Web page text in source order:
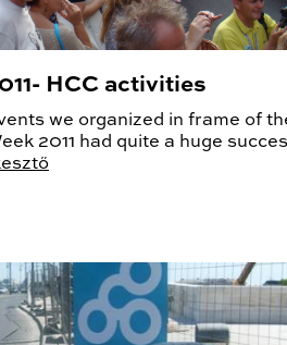
HCC activities
we organized in frame of
2011 had quite a huge